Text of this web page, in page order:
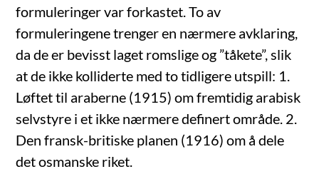
formuleringer var forkastet. To av
formuleringene trenger en nærmere avklaring,
da de er bevisst laget romslige og ”tåkete”, slik
at de ikke kolliderte med to tidligere utspill: 1.
Løftet til araberne (1915) om fremtidig arabisk
selvstyre i et ikke nærmere definert område. 2.
Den fransk-britiske planen (1916) om å dele
det osmanske riket.